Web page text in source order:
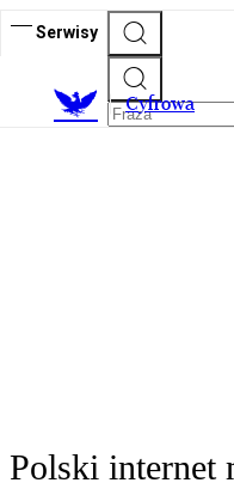
Serwisy
Cyfrowa
Polski internet